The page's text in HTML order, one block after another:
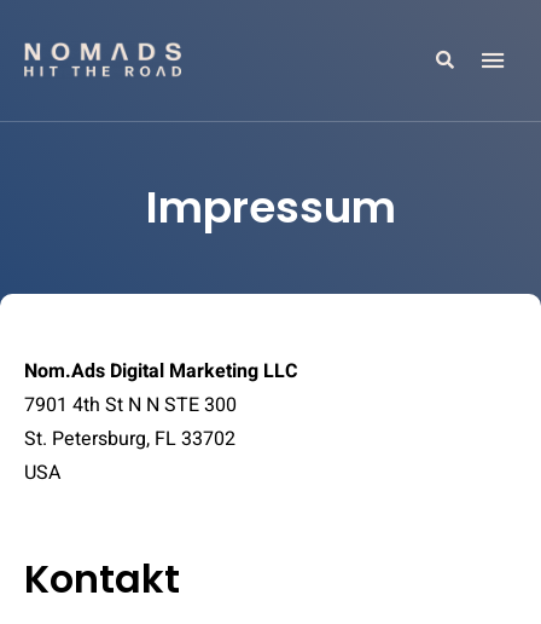
Search
Impressum
Nom.Ads Digital Marketing LLC
7901 4th St N N STE 300
St. Petersburg, FL 33702
USA
Kontakt